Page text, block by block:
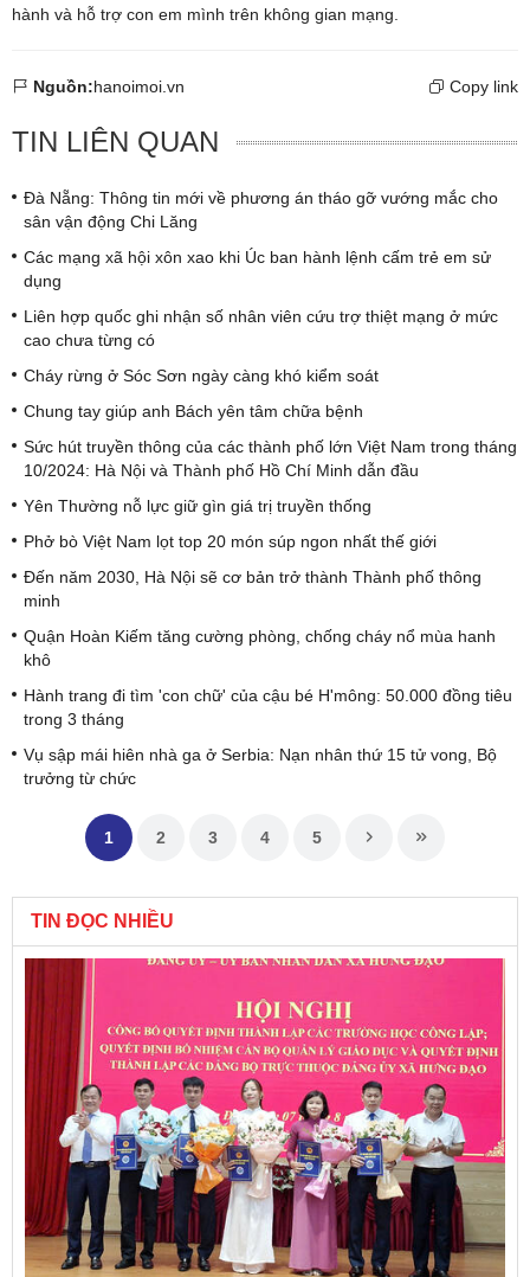
hành và hỗ trợ con em mình trên không gian mạng.
Nguồn:hanoimoi.vn Copy link
TIN LIÊN QUAN
Đà Nẵng: Thông tin mới về phương án tháo gỡ vướng mắc cho
sân vận động Chi Lăng
Các mạng xã hội xôn xao khi Úc ban hành lệnh cấm trẻ em sử
dụng
Liên hợp quốc ghi nhận số nhân viên cứu trợ thiệt mạng ở mức
cao chưa từng có
Cháy rừng ở Sóc Sơn ngày càng khó kiểm soát
Chung tay giúp anh Bách yên tâm chữa bệnh
Sức hút truyền thông của các thành phố lớn Việt Nam trong tháng
10/2024: Hà Nội và Thành phố Hồ Chí Minh dẫn đầu
Yên Thường nỗ lực giữ gìn giá trị truyền thống
Phở bò Việt Nam lọt top 20 món súp ngon nhất thế giới
Đến năm 2030, Hà Nội sẽ cơ bản trở thành Thành phố thông
minh
Quận Hoàn Kiếm tăng cường phòng, chống cháy nổ mùa hanh
khô
Hành trang đi tìm 'con chữ' của cậu bé H'mông: 50.000 đồng tiêu
trong 3 tháng
Vụ sập mái hiên nhà ga ở Serbia: Nạn nhân thứ 15 tử vong, Bộ
trưởng từ chức
1 2 3 4 5
TIN ĐỌC NHIỀU